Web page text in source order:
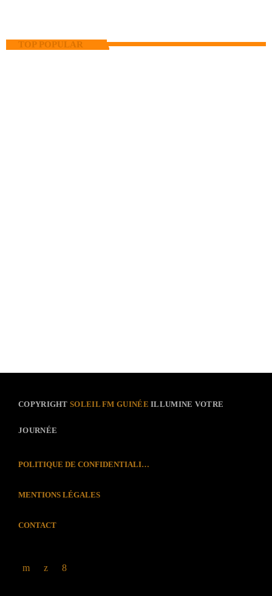
TOP POPULAR
COPYRIGHTSOLEIL FM GUINÉE ILLUMINE VOTRE
JOURNÉE
POLITIQUE DE CONFIDENTIALITÉ
MENTIONS LÉGALES
CONTACT